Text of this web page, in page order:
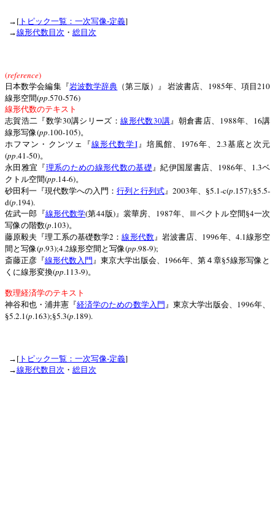
→ [ トピック一覧：一次写像‐定義]
→線形代数目次 ・ 総目次
(reference)
日本数学会編集『岩波数学辞典 （第三版）』 岩波書店、 1985年、項目210
線形空間(pp.570-576)
線形代数のテキスト
志賀浩二『数学30講シリーズ：線形代数30講』朝倉書店、 1988年、 16講
線形写像(pp.100-105)。
ホフマン・クンツェ『線形代数学I』培風館、 1976年、 2.3基底と次元
(pp.41-50)。
永田雅宜『理系のための線形代数の基礎』紀伊国屋書店、 1986年、 1.3ベ
クトル空間(pp.14-6)。
砂田利一『現代数学への入門： 行列と行列式』 2003年、§5.1-c(p.157);§5.5-
d(p.194).
佐武一郎『線形代数学(第44版)』裳華房、 1987年、Ⅲベクトル空間§4一次
写像の階数(p.103)。
藤原毅夫『理工系の基礎数学2 ：線形代数』岩波書店、 1996年、 4.1線形空
間と写像(p.93);4.2線形空間と写像(pp.98-9);
斎藤正彦『線形代数入門 』東京大学出版会、 1966年、第４章§5線形写像と
くに線形変換(pp.113-9)。
数理経済学のテキスト
神谷和也・浦井憲『経済学のための数学入門 』東京大学出版会、 1996年、
§5.2.1(p.163);§5.3(p.189).
→ [ トピック一覧：一次写像‐定義]
→線形代数目次 ・ 総目次